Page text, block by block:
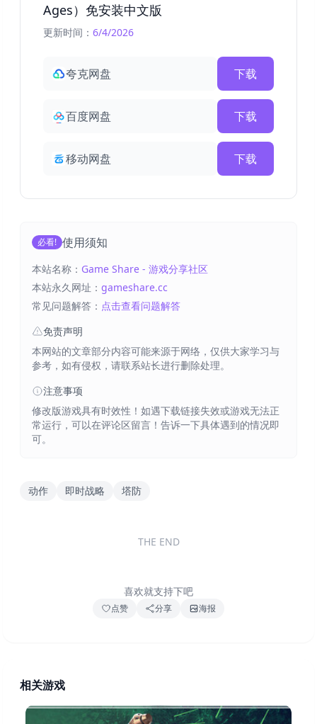
Ages）免安装中文版
更新时间： 6/4/2026
夸克网盘 下载
百度网盘 下载
移动网盘 下载
必看! 使用须知
本站名称： Game Share - 游戏分享社区
本站永久网址： gameshare.cc
常见问题解答： 点击查看问题解答
免责声明
本网站的文章部分内容可能来源于网络，仅供大家学习与
参考，如有侵权，请联系站长进行删除处理。
注意事项
修改版游戏具有时效性！如遇下载链接失效或游戏无法正
常运行，可以在评论区留言！告诉一下具体遇到的情况即
可。
动作 即时战略 塔防
THE END
喜欢就支持下吧
点赞 分享 海报
相关游戏